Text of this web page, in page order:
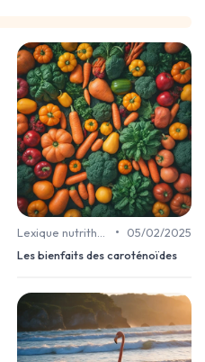
•
05/02/2025
Les bienfaits des caroténoïdes